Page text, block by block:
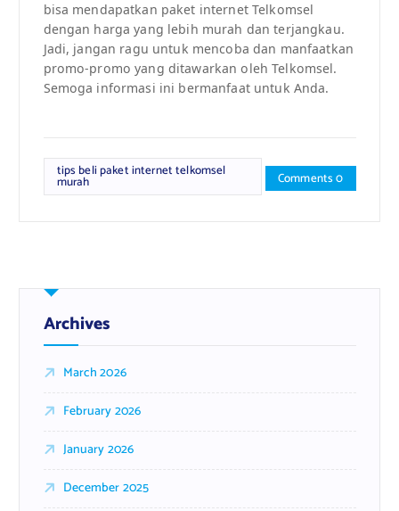
bisa mendapatkan paket internet Telkomsel
dengan harga yang lebih murah dan terjangkau.
Jadi, jangan ragu untuk mencoba dan manfaatkan
promo-promo yang ditawarkan oleh Telkomsel.
Semoga informasi ini bermanfaat untuk Anda.
tips beli paket internet telkomsel
murah Comments 0
Archives
March 2026
February 2026
January 2026
December 2025